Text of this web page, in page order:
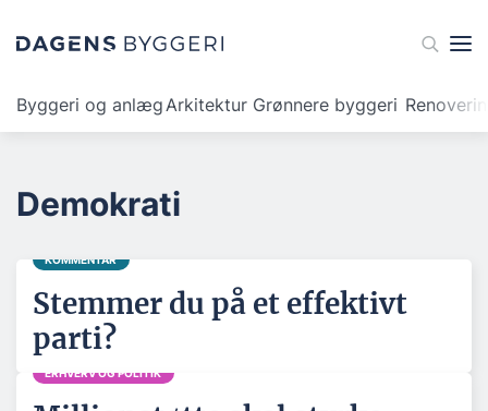
Byggeri og anlægArkitektur Grønnere byggeri
Demokrati
KOMMENTAR
Stemmer du på et effektivt
parti?
ERHVERV OG POLITIK